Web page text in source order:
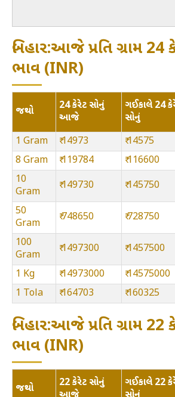
બિહાર:આજે પ્રતિ ગ્રામ 24
ભાવ (INR)
જથ્થો
24 કેરેટ સોનું
આજે
ગઈકાલે 24
સોનું
1 Gram
₹ 14973 ₹ 14575
8 Gram
₹ 119784 ₹ 116600
10
Gram
₹ 149730 ₹ 145750
50
Gram
₹ 748650 ₹ 728750
100
Gram
₹ 1497300 ₹ 1457500
1 Kg ₹ 14973000 ₹ 14575000
1 Tola
₹ 164703 ₹ 160325
બિહાર:આજે પ્રતિ ગ્રામ 22
ભાવ (INR)
જથ્થો
22 કેરેટ સોનું
ગઈકાલે 22